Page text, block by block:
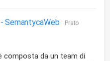
-SemantycaWeb
Prato
composta da un team di